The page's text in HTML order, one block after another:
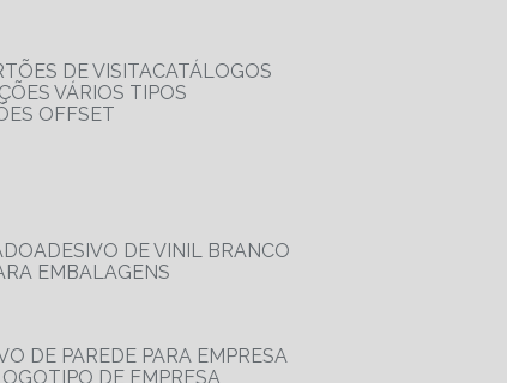
DE VISITA
CATÁLOGOS
VÁRIOS TIPOS
OFFSET
ADESIVO DE VINIL BRANCO
EMBALAGENS
DE PAREDE PARA EMPRESA
DE EMPRESA